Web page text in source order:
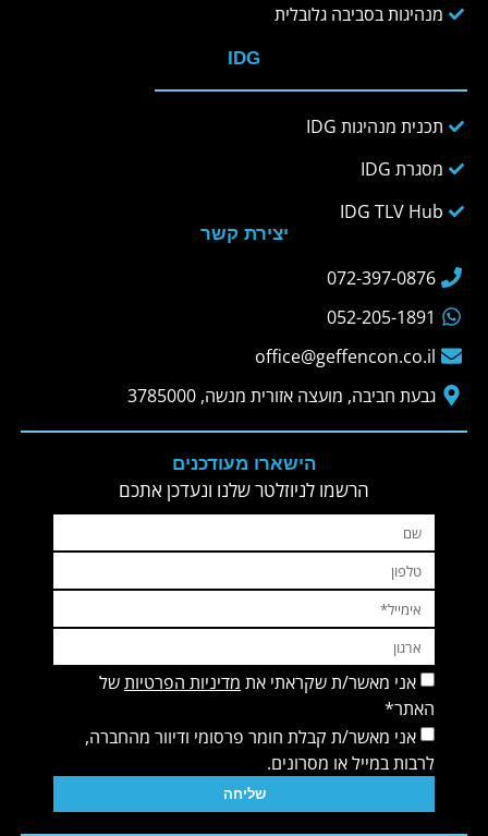
מנהיגות בסביבה גלובלית
IDG
תכנית מנהיגות IDG
מסגרת IDG
IDG TLV Hub
יצירת קשר
072-397-0876
052-205-1891
office@geffencon.co.il
גבעת חביבה, מועצה אזורית מנשה, 3785000
הישארו מעודכנים
הרשמו לניוזלטר שלנו ונעדכן אתכם
אני מאשר/ת שקראתי את מדיניות הפרטיותשל
האתר*
אני מאשר/ת קבלת חומר פרסומי ודיוור מהחברה,
לרבות במייל או מסרונים.
שליחה